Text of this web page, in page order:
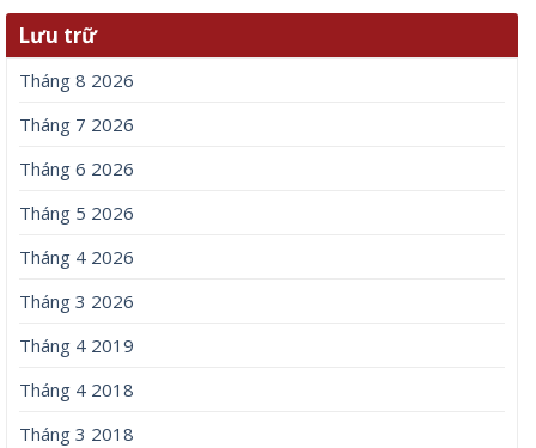
Lưu trữ
Tháng 8 2026
Tháng 7 2026
Tháng 6 2026
Tháng 5 2026
Tháng 4 2026
Tháng 3 2026
Tháng 4 2019
Tháng 4 2018
Tháng 3 2018